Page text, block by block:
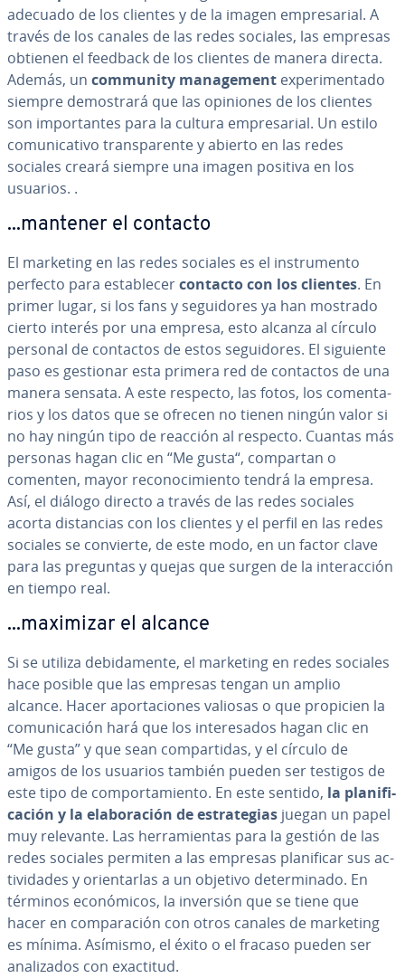
adecuado de los clientes y de la imagen em­pre­sa­rial. A
través de los canales de las redes sociales, las empresas
obtienen el feedback de los clientes de manera directa.
Además, un community ma­na­ge­me­nt ex­pe­ri­me­n­ta­do
siempre de­mo­s­tra­rá que las opiniones de los clientes
son im­po­r­ta­n­tes para la cultura em­pre­sa­rial. Un estilo
co­mu­ni­ca­ti­vo tra­n­s­pa­re­n­te y abierto en las redes
sociales creará siempre una imagen positiva en los
usuarios. .
...mantener el contacto
El marketing en las redes sociales es el in­s­tru­me­n­to
perfecto para es­ta­ble­cercontacto con los clientes. En
primer lugar, si los fans y se­gui­do­res ya han mostrado
cierto interés por una empresa, esto alcanza al círculo
personal de contactos de estos se­gui­do­res. El siguiente
paso es gestionar esta primera red de contactos de una
manera sensata. A este respecto, las fotos, los co­me­n­ta­
rios y los datos que se ofrecen no tienen ningún valor si
no hay ningún tipo de reacción al respecto. Cuantas más
personas hagan clic en “Me gusta“, compartan o
comenten, mayor re­co­no­ci­mie­n­to tendrá la empresa.
Así, el diálogo directo a través de las redes sociales
acorta di­s­ta­n­cias con los clientes y el perfil en las redes
sociales se convierte, de este modo, en un factor clave
para las preguntas y quejas que surgen de la in­ter­ac­ción
en tiempo real.
...maximizar el alcance
Si se utiliza de­bi­da­me­n­te, el marketing en redes sociales
hace posible que las empresas tengan un amplio
alcance. Hacer apo­r­ta­cio­nes valiosas o que propicien la
co­mu­ni­ca­ción hará que los in­te­re­sa­dos hagan clic en
“Me gusta” y que sean co­m­pa­r­ti­das, y el círculo de
amigos de los usuarios también pueden ser testigos de
este tipo de co­m­po­r­ta­mie­n­to. En este sentido, la pla­ni­fi­
ca­ción y la ela­bo­ra­ción de es­tra­te­gias juegan un papel
muy relevante. Las he­rra­mie­n­tas para la gestión de las
redes sociales permiten a las empresas pla­ni­fi­car sus ac­
ti­vi­da­des y orie­n­tar­las a un objetivo de­te­r­mi­na­do. En
términos eco­nó­mi­cos, la inversión que se tiene que
hacer en co­m­pa­ra­ción con otros canales de marketing
es mínima. Asímismo, el éxito o el fracaso pueden ser
ana­li­za­dos con exactitud.